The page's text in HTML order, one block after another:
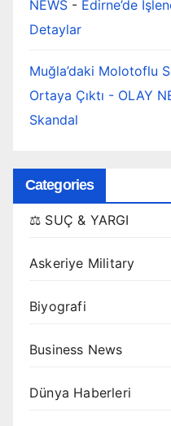
NEWS - Edirne’de
Detaylar
Muğla’daki Molotoflu
Ortaya Çıktı - OLAY
Skandal
Categories
⚖️ SUÇ & YARGI
Askeriye Military
Biyografi
Business News
Dünya Haberleri